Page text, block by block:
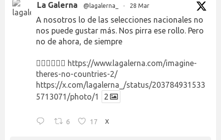
La Galerna @lagalerna_ · 28 Mar
A nosotros lo de las selecciones nacionales no
nos puede gustar más. Nos pirra ese rollo. Pero
no de ahora, de siempre
👉🏻👉🏻👉🏻 https://www.lagalerna.com/imagine-
theres-no-countries-2/
https://x.com/lagalerna_/status/203784931533
5713071/photo/1
2
6 17 X